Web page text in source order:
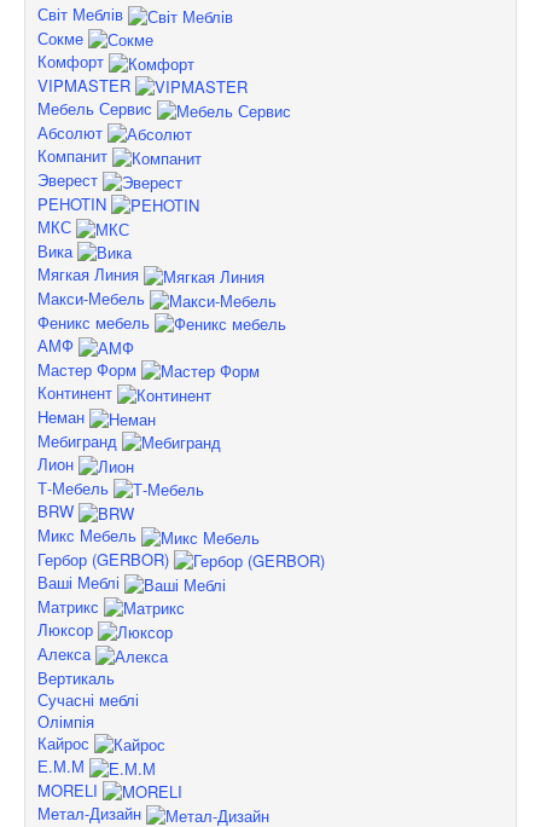
Світ Меблів
Сокме
Комфорт
VIPMASTER
Мебель Сервис
Абсолют
Компанит
Эверест
PEHOTIN
МКС
Вика
Мягкая Линия
Макси-Мебель
Феникс мебель
АМФ
Мастер Форм
Континент
Неман
Мебигранд
Лион
Т-Мебель
BRW
Микс Мебель
Гербор (GERBOR)
Ваші Меблі
Матрикс
Люксор
Алекса
Вертикаль
Сучасні меблі
Олімпія
Кайрос
Е.М.М
MORELI
Метал-Дизайн